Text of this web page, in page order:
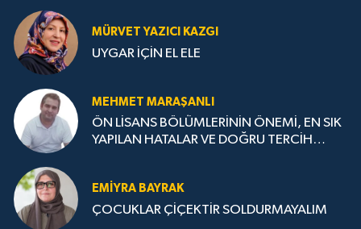
MÜRVET YAZICI KAZGI
UYGAR İÇİN EL ELE
MEHMET MARAŞANLI
ÖN LİSANS BÖLÜMLERİNİN ÖNEMİ, EN SIK
YAPILAN HATALAR VE DOĞRU TERCİH
EMIYRA BAYRAK
ÇOCUKLAR ÇİÇEKTİR SOLDURMAYALIM